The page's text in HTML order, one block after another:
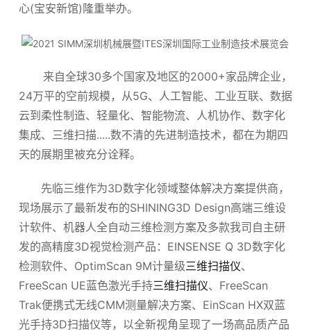
资讯
关于我们
心(宝安新馆)隆重举办。
来自全球30多个国家及地区的2000+家品牌企业，
24万平的空前规模，从5G、人工智能、工业互联、数据
云到柔性制造、轻量化、智能物流、人机协作、数字化
集成、 三维扫描.....数不清的先进制造技术，都在为期四
天的展期里被充分诠释。
先临三维作为3D数字化领域整体解决方案提供商，
现场展示了最新发布的SHINING3D Design高端三维设
计软件、机器人全自动三维检测方案及多款我司自主研
发的高精度3D视觉检测产品：EINSENSE Q 3D数字化
检测软件、OptimScan 9M计量级三维扫描仪、
FreeScan UE蓝色激光手持三维扫描仪、FreeScan
Trak便携式无线CMM测量解决方案、EinScan HX双蓝
光手持3D扫描仪等，以全新视角呈现了一场高品质产品